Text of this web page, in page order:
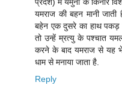
यमराज की बहन मानी
बहेन एक दुसरे का हाथ पकड़
तो उन्हें म्रत्यु के पश्चात
करने के बाद यमराज से यह
धाम से मनाया जाता है.
Reply